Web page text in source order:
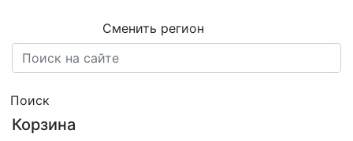
Сменить регион
Поиск
Корзина